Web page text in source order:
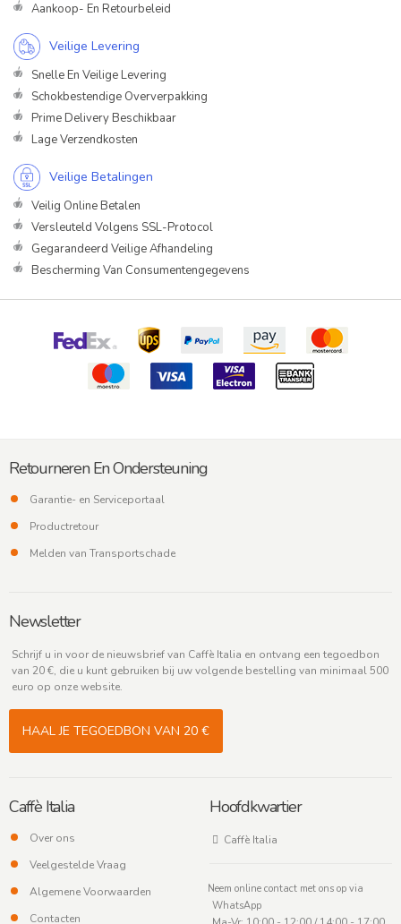
Aankoop- En Retourbeleid
Veilige Levering
Snelle En Veilige Levering
Schokbestendige Oververpakking
Prime Delivery Beschikbaar
Lage Verzendkosten
Veilige Betalingen
Veilig Online Betalen
Versleuteld Volgens SSL-Protocol
Gegarandeerd Veilige Afhandeling
Bescherming Van Consumentengegevens
Retourneren En Ondersteuning
Garantie- en Serviceportaal
Productretour
Melden van Transportschade
Newsletter
Schrijf u in voor de nieuwsbrief van Caffè Italia en ontvang een tegoedbon
van 20 €, die u kunt gebruiken bij uw volgende bestelling van minimaal 500
euro op onze website.
HAAL JE TEGOEDBON VAN 20 €
Caffè Italia
Over ons
Veelgestelde Vraag
Algemene Voorwaarden
Contacten
Hoofdkwartier
Caffè Italia
Neem online contact met ons op via
WhatsApp